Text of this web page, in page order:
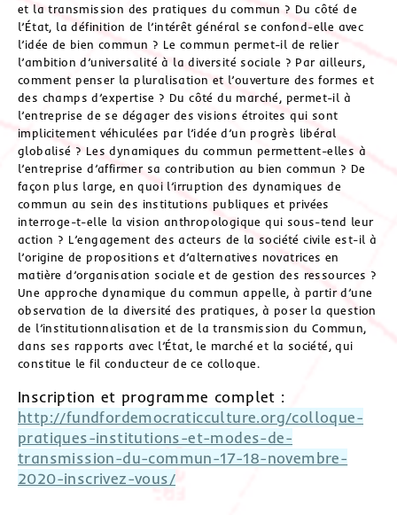
et la transmission des pratiques du commun ? Du côté de
l’État, la définition de l’intérêt général se confond-elle avec
l’idée de bien commun ? Le commun permet-il de relier
l’ambition d’universalité à la diversité sociale ? Par ailleurs,
comment penser la pluralisation et l’ouverture des formes et
des champs d’expertise ? Du côté du marché, permet-il à
l’entreprise de se dégager des visions étroites qui sont
implicitement véhiculées par l’idée d’un progrès libéral
globalisé ? Les dynamiques du commun permettent-elles à
l’entreprise d’affirmer sa contribution au bien commun ? De
façon plus large, en quoi l’irruption des dynamiques de
commun au sein des institutions publiques et privées
interroge-t-elle la vision anthropologique qui sous-tend leur
action ? L’engagement des acteurs de la société civile est-il à
l’origine de propositions et d’alternatives novatrices en
matière d’organisation sociale et de gestion des ressources ?
Une approche dynamique du commun appelle, à partir d’une
observation de la diversité des pratiques, à poser la question
de l’institutionnalisation et de la transmission du Commun,
dans ses rapports avec l’État, le marché et la société, qui
constitue le fil conducteur de ce colloque.
Inscription et programme complet :
http://fundfordemocraticculture.org/colloque-
pratiques-institutions-et-modes-de-
transmission-du-commun-17-18-novembre-
2020-inscrivez-vous/